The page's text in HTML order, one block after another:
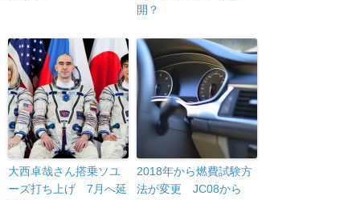
開？
大西卓哉さん搭乗ソユ
ーズ打ち上げ 7月へ延
2018年から燃費試験方
法が変更 JC08から